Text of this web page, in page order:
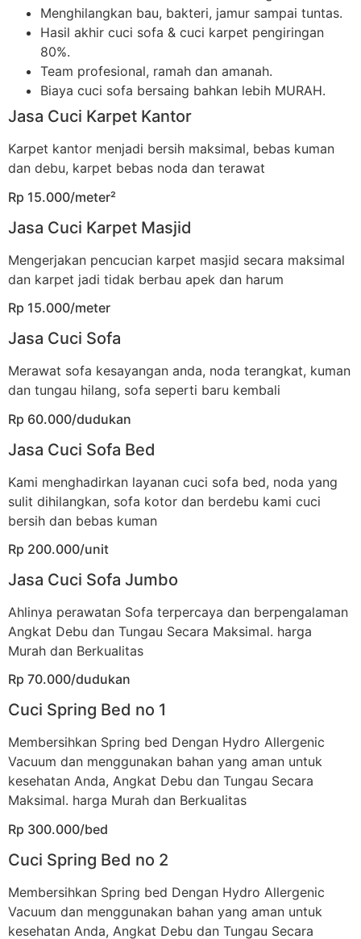
Menghilangkan bau, bakteri, jamur sampai tuntas.
Hasil akhir cuci sofa & cuci karpet pengiringan
80%.
Team profesional, ramah dan amanah.
Biaya cuci sofa bersaing bahkan lebih MURAH.
Jasa Cuci Karpet Kantor
Karpet kantor menjadi bersih maksimal, bebas kuman
dan debu, karpet bebas noda dan terawat
Rp 15.000/meter²
Jasa Cuci Karpet Masjid
Mengerjakan pencucian karpet masjid secara maksimal
dan karpet jadi tidak berbau apek dan harum
Rp 15.000/meter
Jasa Cuci Sofa
Merawat sofa kesayangan anda, noda terangkat, kuman
dan tungau hilang, sofa seperti baru kembali
Rp 60.000/dudukan
Jasa Cuci Sofa Bed
Kami menghadirkan layanan cuci sofa bed, noda yang
sulit dihilangkan, sofa kotor dan berdebu kami cuci
bersih dan bebas kuman
Rp 200.000/unit
Jasa Cuci Sofa Jumbo
Ahlinya perawatan Sofa terpercaya dan berpengalaman
Angkat Debu dan Tungau Secara Maksimal. harga
Murah dan Berkualitas
Rp 70.000/dudukan
Cuci Spring Bed no 1
Membersihkan Spring bed Dengan Hydro Allergenic
Vacuum dan menggunakan bahan yang aman untuk
kesehatan Anda, Angkat Debu dan Tungau Secara
Maksimal. harga Murah dan Berkualitas
Rp 300.000/bed
Cuci Spring Bed no 2
Membersihkan Spring bed Dengan Hydro Allergenic
Vacuum dan menggunakan bahan yang aman untuk
kesehatan Anda, Angkat Debu dan Tungau Secara